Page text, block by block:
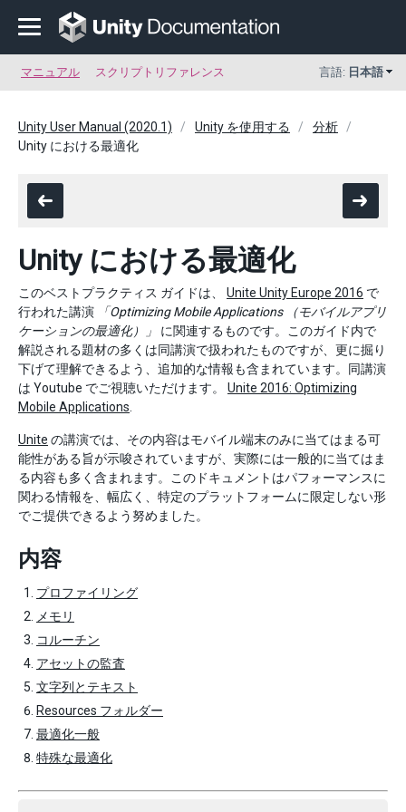
マニュアル スクリプトリファレンス 言語: 日本語
Unity User Manual (2020.1) Unity を使用する
分析
Unity における最適化
Unity における最適化
このベストプラクティス ガイドは、 Unite Unity Europe 2016 で
行われた講演
「Optimizing Mobile Applications （モバイルアプリ
ケーションの最適化）」
に関連するものです。このガイド内で
解説される題材の多くは同講演で扱われたものですが、更に掘り
下げて理解できるよう、追加的な情報も含まれています。同講演
は Youtube でご視聴いただけます。 Unite 2016: Optimizing
Mobile Applications
Unite の講演では、その内容はモバイル端末のみに当てはまる可
能性がある旨が示唆されていますが、実際には一般的に当てはま
る内容も多く含まれます。このドキュメントはパフォーマンスに
関わる情報を、幅広く、特定のプラットフォームに限定しない形
でご提供できるよう努めました。
内容
プロファイリング
メモリ
コルーチン
アセットの監査
文字列とテキスト
Resources フォルダー
最適化一般
特殊な最適化